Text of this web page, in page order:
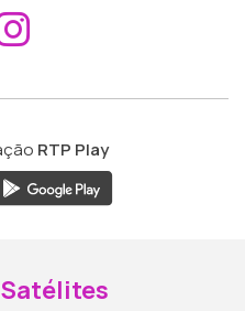
ao
RTP Play
Satélites